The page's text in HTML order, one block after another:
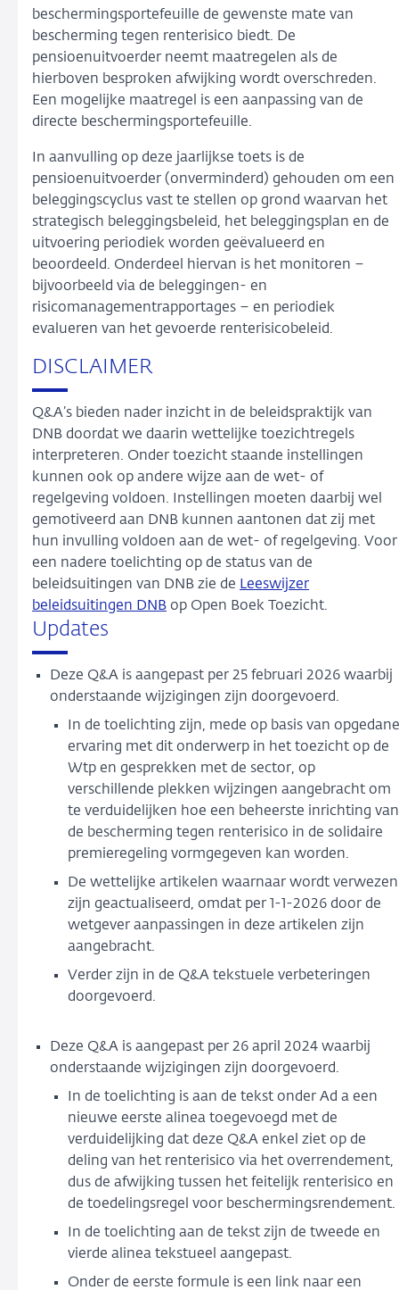
beschermingsportefeuille de gewenste mate van
bescherming tegen renterisico biedt. De
pensioenuitvoerder neemt maatregelen als de
hierboven besproken afwijking wordt overschreden.
Een mogelijke maatregel is een aanpassing van de
directe beschermingsportefeuille.
In aanvulling op deze jaarlijkse toets is de
pensioenuitvoerder (onverminderd) gehouden om een
beleggingscyclus vast te stellen op grond waarvan het
strategisch beleggingsbeleid, het beleggingsplan en de
uitvoering periodiek worden geëvalueerd en
beoordeeld. Onderdeel hiervan is het monitoren –
bijvoorbeeld via de beleggingen- en
risicomanagementrapportages – en periodiek
evalueren van het gevoerde renterisicobeleid.
DISCLAIMER
Q&A’s bieden nader inzicht in de beleidspraktijk van
DNB doordat we daarin wettelijke toezichtregels
interpreteren. Onder toezicht staande instellingen
kunnen ook op andere wijze aan de wet- of
regelgeving voldoen. Instellingen moeten daarbij wel
gemotiveerd aan DNB kunnen aantonen dat zij met
hun invulling voldoen aan de wet- of regelgeving. Voor
een nadere toelichting op de status van de
beleidsuitingen van DNB zie de Leeswijzer
beleidsuitingen DNB op Open Boek Toezicht.
Updates
Deze Q&A is aangepast per 25 februari 2026 waarbij
onderstaande wijzigingen zijn doorgevoerd.
In de toelichting zijn, mede op basis van opgedane
ervaring met dit onderwerp in het toezicht op de
Wtp en gesprekken met de sector, op
verschillende plekken wijzingen aangebracht om
te verduidelijken hoe een beheerste inrichting van
de bescherming tegen renterisico in de solidaire
premieregeling vormgegeven kan worden.
De wettelijke artikelen waarnaar wordt verwezen
zijn geactualiseerd, omdat per 1-1-2026 door de
wetgever aanpassingen in deze artikelen zijn
aangebracht.
Verder zijn in de Q&A tekstuele verbeteringen
doorgevoerd.
Deze Q&A is aangepast per 26 april 2024 waarbij
onderstaande wijzigingen zijn doorgevoerd.
In de toelichting is aan de tekst onder Ad a een
nieuwe eerste alinea toegevoegd met de
verduidelijking dat deze Q&A enkel ziet op de
deling van het renterisico via het overrendement,
dus de afwijking tussen het feitelijk renterisico en
de toedelingsregel voor beschermingsrendement.
In de toelichting aan de tekst zijn de tweede en
vierde alinea tekstueel aangepast.
Onder de eerste formule is een link naar een